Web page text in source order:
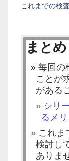
これまでの検
まとめ
毎回の
ことが
がある
シリ
るメ
これま
検討し
ありま